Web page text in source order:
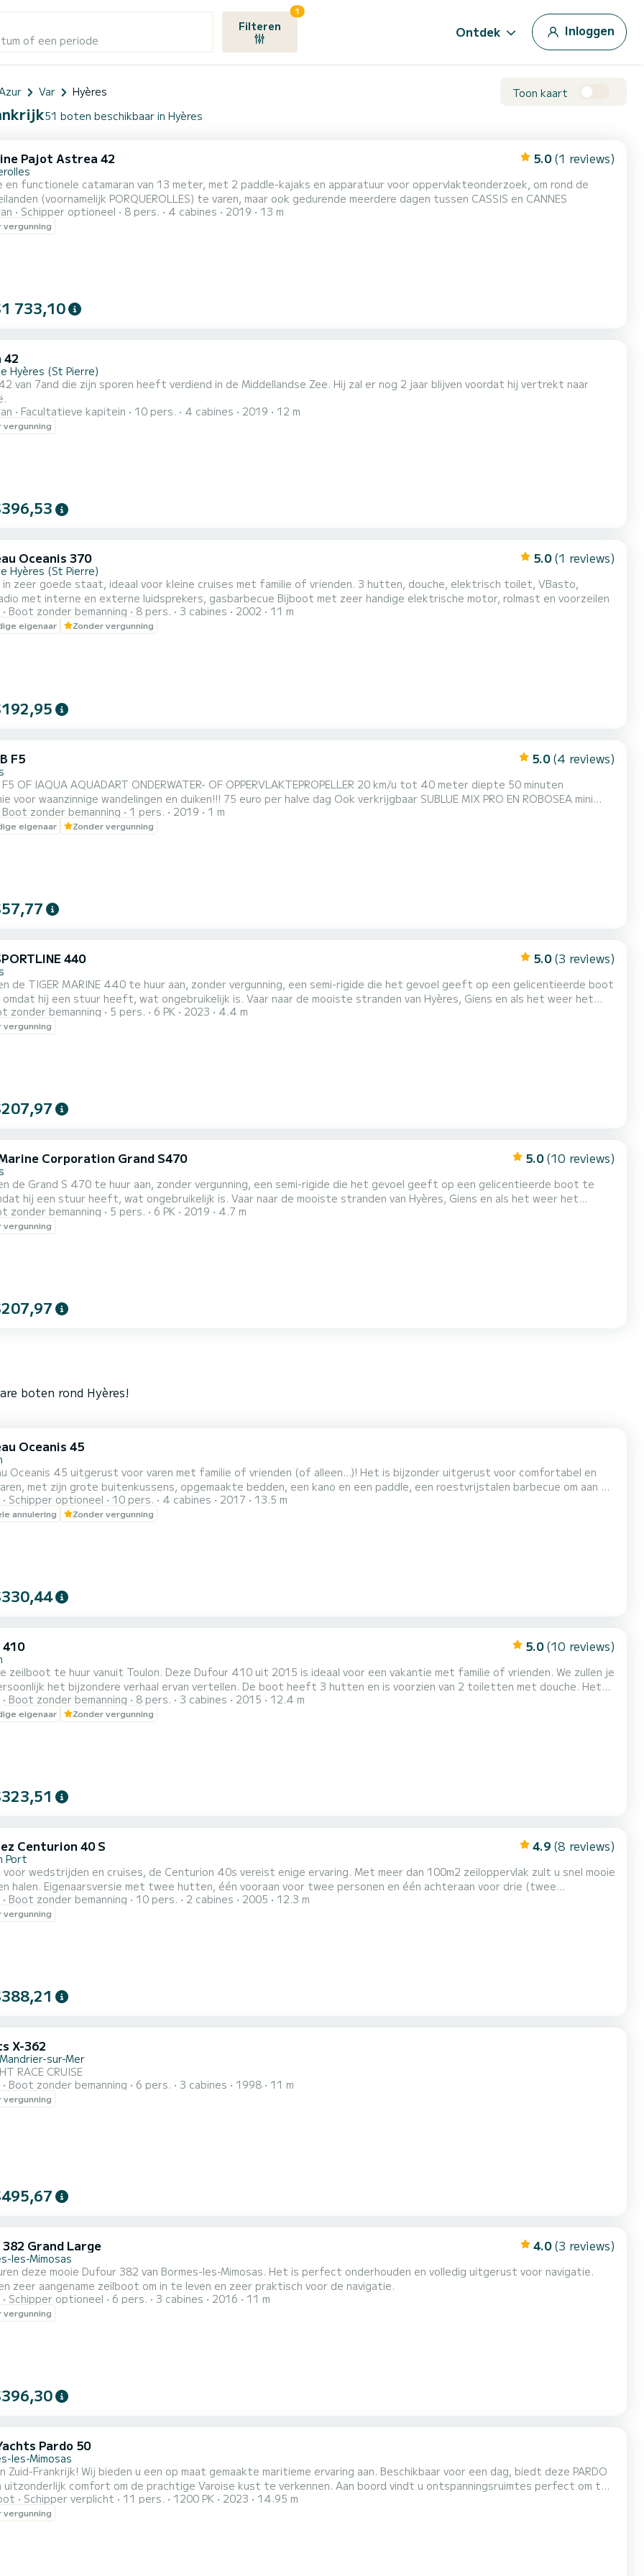
of een periode
Filteren
1
Ontdek Inloggen
Var Hyères Toon kaart
51 boten beschikbaar in Hyères
Pajot Astrea 42 5.0 (1 reviews)
en functionele catamaran van 13 meter, met 2 paddle-kajaks en apparatuur voor oppervlakteonderzoek, om rond de
(voornamelijk PORQUEROLLES) te varen, maar ook gedurende meerdere dagen tussen CASSIS en CANNES
Schipper optioneel 8 pers. 4 cabines 2019 13 m
vergunning
733,10
42
Hyères (St Pierre)
van 7and die zijn sporen heeft verdiend in de Middellandse Zee. Hij zal er nog 2 jaar blijven voordat hij vertrekt naar
Facultatieve kapitein 10 pers. 4 cabines 2019 12 m
vergunning
Oceanis 370 5.0 (1 reviews)
Hyères (St Pierre)
goede staat, ideaal voor kleine cruises met familie of vrienden. 3 hutten, douche, elektrisch toilet, VBasto,
Fusion-radio met interne en externe luidsprekers, gasbarbecue Bijboot met zeer handige elektrische motor, rolmast en voorzeilen
Boot zonder bemanning 8 pers. 3 cabines 2002 11 m
eigenaar Zonder vergunning
F5 5.0 (4 reviews)
F5 OF IAQUA AQUADART ONDERWATER- OF OPPERVLAKTEPROPELLER 20 km/u tot 40 meter diepte 50 minuten
voor waanzinnige wandelingen en duiken!!! 75 euro per halve dag Ook verkrijgbaar SUBLUE MIX PRO EN ROBOSEA mini
vanaf 40 euro per dag
Boot zonder bemanning 1 pers. 2019 1 m
eigenaar Zonder vergunning
440 5.0 (3 reviews)
de TIGER MARINE 440 te huur aan, zonder vergunning, een semi-rigide die het gevoel geeft op een gelicentieerde boot
hij een stuur heeft, wat ongebruikelijk is. Vaar naar de mooiste stranden van Hyères, Giens en als het weer het
met een zonnetent om in de schaduw te blijven, een zonnedek en een tafel, is deze semi-
zonder bemanning 5 pers. 6 PK 2023 4.4 m
vergunning
Corporation Grand S470 5.0 (10 reviews)
de Grand S 470 te huur aan, zonder vergunning, een semi-rigide die het gevoel geeft op een gelicentieerde boot te
hij een stuur heeft, wat ongebruikelijk is. Vaar naar de mooiste stranden van Hyères, Giens en als het weer het
een zonnetent om in de schaduw te zijn, een zonnebed en een tafel, is deze semi-rigide
zonder bemanning 5 pers. 6 PK 2019 4.7 m
vergunning
boten rond Hyères!
Oceanis 45
Oceanis 45 uitgerust voor varen met familie of vrienden (of alleen...)! Het is bijzonder uitgerust voor comfortabel en
met zijn grote buitenkussens, opgemaakte bedden, een kano en een paddle, een roestvrijstalen barbecue om aan de
of aan de zwemtrap te bevestigen, 2 badkamers met elektrische toiletten. Het heeft ook een luchtontvochtiger,
en een draagbare airconditioning voor meer comfort in de haven in alle seizoenen. Handdoeken en badlakens zij...
Schipper optioneel 10 pers. 4 cabines 2017 13.5 m
annulering Zonder vergunning
5.0 (10 reviews)
zeilboot te huur vanuit Toulon. Deze Dufour 410 uit 2015 is ideaal voor een vakantie met familie of vrienden. We zullen je
bijzondere verhaal ervan vertellen. De boot heeft 3 hutten en is voorzien van 2 toiletten met douche. Het
capaciteit van 8-9 personen. Met een totale lengte van 12,40 meter en een vermogen van 55 pk, is het ideaal voor een
Boot zonder bemanning 8 pers. 3 cabines 2015 12.4 m
eigenaar Zonder vergunning
Centurion 40 S 4.9 (8 reviews)
Port
voor wedstrijden en cruises, de Centurion 40s vereist enige ervaring. Met meer dan 100m2 zeiloppervlak zult u snel mooie
halen. Eigenaarsversie met twee hutten, één vooraan voor twee personen en één achteraan voor drie (twee
en een kind). De banken in de salon kunnen worden omgevormd tot extra slaapplaatsen voor twee personen.
dekens, lakens en kussens zijn beschikbaar. USB-aansluitingen, zonnepanelen, 400L water, 200L diesel, LED-
Boot zonder bemanning 10 pers. 2 cabines 2005 12.3 m
vergunning
X-362
sur-Mer
RACE CRUISE
Boot zonder bemanning 6 pers. 3 cabines 1998 11 m
vergunning
Grand Large 4.0 (3 reviews)
les-Mimosas
mooie Dufour 382 van Bormes-les-Mimosas. Het is perfect onderhouden en volledig uitgerust voor navigatie.
zeer aangename zeilboot om in te leven en zeer praktisch voor de navigatie.
Schipper optioneel 6 pers. 3 cabines 2016 11 m
vergunning
Pardo 50
les-Mimosas
Zuid-Frankrijk! Wij bieden u een op maat gemaakte maritieme ervaring aan. Beschikbaar voor een dag, biedt deze PARDO
uitzonderlijk comfort om de prachtige Varoise kust te verkennen. Aan boord vindt u ontspanningsruimtes perfect om te
van de mediterrane zon, met ligstoelen voor en achteraan, evenals een comfortabele zithoek om een maaltijd of een
delen met uw dierbaren. Wij kunnen u adviseren over vaarroutes en u de juwelen van de Golf van Saint-Tropez en om...
Schipper verplicht 11 pers. 1200 PK 2023 14.95 m
vergunning